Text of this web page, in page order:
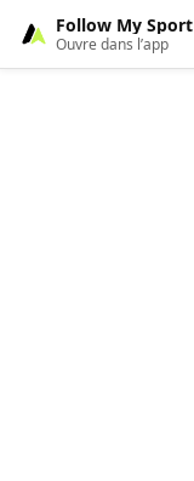
Follow My Sport
Ouvre dans l’app